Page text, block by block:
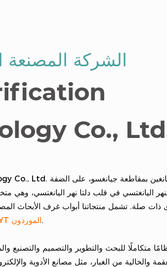
الشركة المصنعة
Co.,
لنهر اليانغتسي في قلب دلتا نهر اليانغتسي، وهي
صلة. تشمل منتجاتنا أبواب غرف الأبحاث
مفصلات خفية YT الموردون.
متكاملًا للبحث والتطوير والتصميم والتصنيع
والخالية من الغبار، مثل مصانع الأدوية